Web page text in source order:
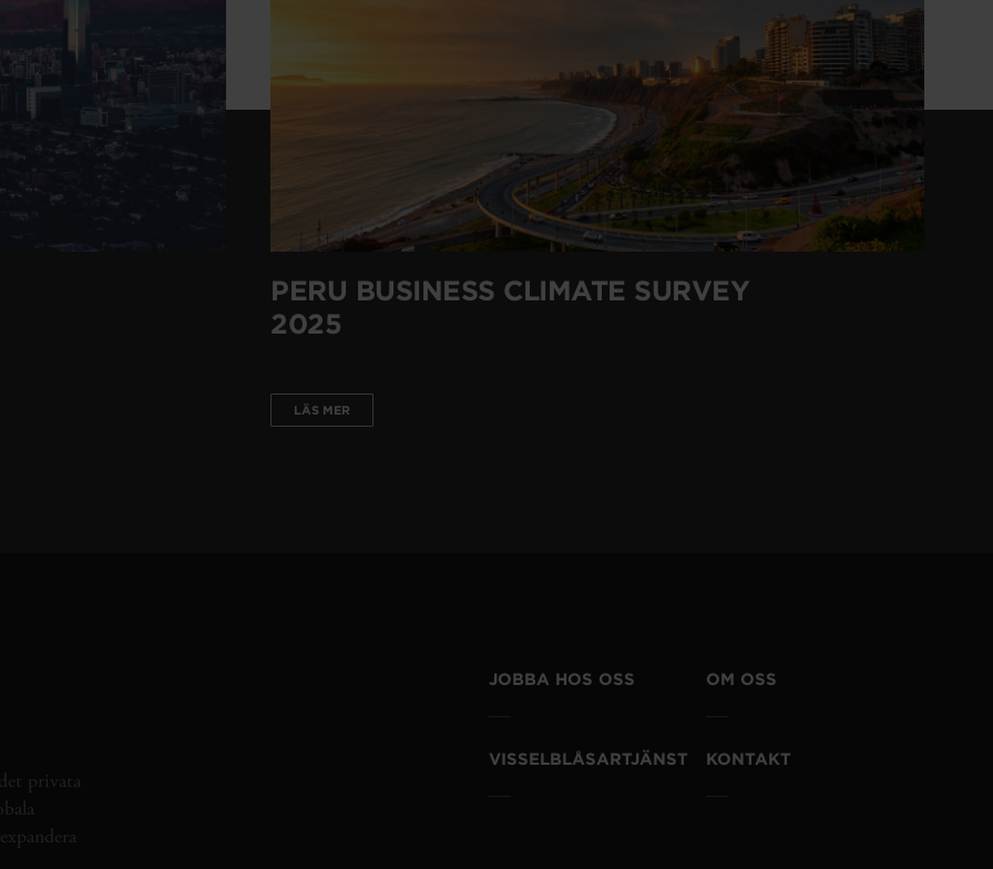
PERU BUSINESS CLIMATE SURVEY
2025
LÄS MER
privata
JOBBA HOS OSS OM OSS
VISSELBLÅSARTJÄNST KONTAKT